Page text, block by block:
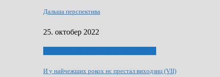
Дальша перспектива
25. октобер 2022
И у найчежших рокох нє престал виходзиц (VII)